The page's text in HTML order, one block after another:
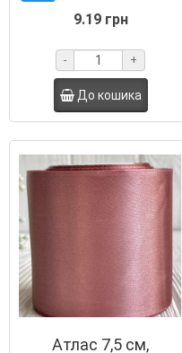
9.19 грн
- +
До кошика
Атлас 7,5 см,